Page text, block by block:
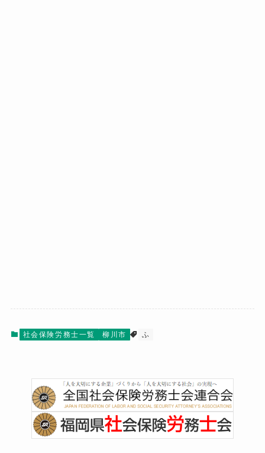
社会保険労務士一覧 柳川市 ふ